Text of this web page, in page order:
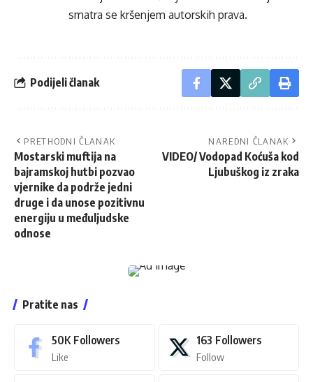
smatra se kršenjem autorskih prava.
Podijeli članak
PRETHODNI ČLANAK
Mostarski muftija na
bajramskoj hutbi pozvao
vjernike da podrže jedni
druge i da unose pozitivnu
energiju u međuljudske
odnose
NAREDNI ČLANAK
VIDEO/ Vodopad Koćuša kod
Ljubuškog iz zraka
Pratite nas
50K Followers
Like
163 Followers
Follow